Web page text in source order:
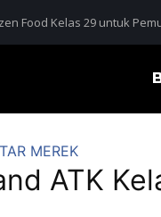
Food Kelas 29 untuk
MEREK
ATK